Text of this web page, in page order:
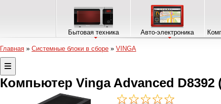
Бытовая техника Авто-электроника
Главная » Системные блоки в сборе » VINGA
Компьютер Vinga Advanced D8392